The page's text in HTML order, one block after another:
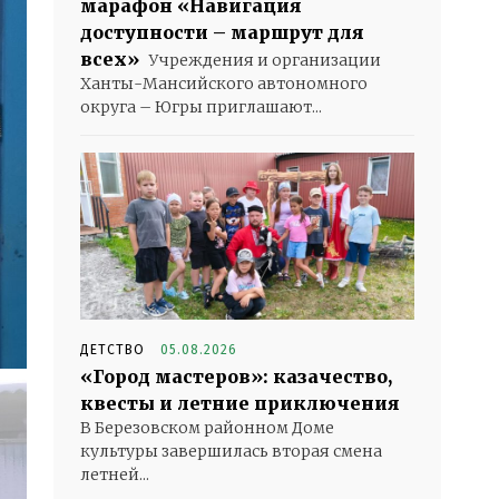
марафон «Навигация
доступности – маршрут для
всех» Учреждения и организации
Ханты-Мансийского автономного
округа – Югры приглашают...
ДЕТСТВО 05.08.2026
«Город мастеров»: казачество,
квесты и летние приключения
В Березовском районном Доме
культуры завершилась вторая смена
летней...